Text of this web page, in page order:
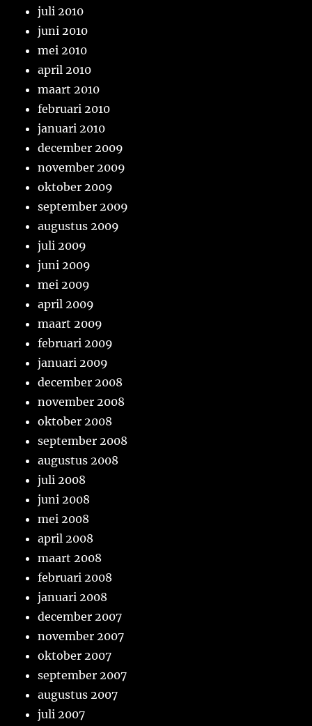
juli 2010
juni 2010
mei 2010
april 2010
maart 2010
februari 2010
januari 2010
december 2009
november 2009
oktober 2009
september 2009
augustus 2009
juli 2009
juni 2009
mei 2009
april 2009
maart 2009
februari 2009
januari 2009
december 2008
november 2008
oktober 2008
september 2008
augustus 2008
juli 2008
juni 2008
mei 2008
april 2008
maart 2008
februari 2008
januari 2008
december 2007
november 2007
oktober 2007
september 2007
augustus 2007
juli 2007